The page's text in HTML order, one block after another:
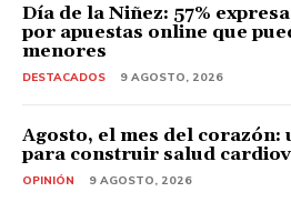
Día de la Niñez: 57%
por apuestas online que
menores
DESTACADOS 9 AGOSTO, 2026
Agosto, el mes del
para construir salud
OPINIÓN 9 AGOSTO, 2026